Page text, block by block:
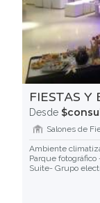
FIESTAS Y
Desde
Salones de
Ambiente
Parque
Suite- Grupo